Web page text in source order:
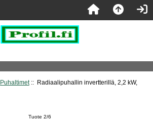
Puhaltimet:: Radiaalipuhallin invertterillä, 2,2 kW,
Tuote 2/6